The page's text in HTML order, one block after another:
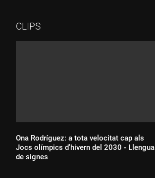
CLIPS
Ona Rodríguez: a tota velocitat cap als
Jocs olímpics d'hivern del 2030 - Llengua
de signes